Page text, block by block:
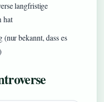
langfristige
hat
bekannt, dass es